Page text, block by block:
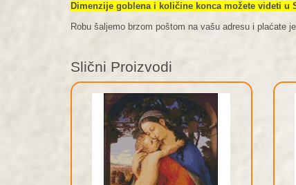
Dimenzije goblena i količine konca možete videti u
Robu šaljemo brzom poštom na vašu adresu i plaćate
Slični Proizvodi